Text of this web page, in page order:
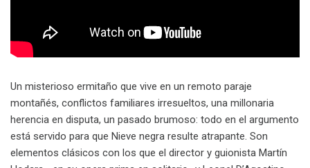
Un misterioso ermitaño que vive en un remoto paraje
montañés, conflictos familiares irresueltos, una millonaria
herencia en disputa, un pasado brumoso: todo en el argumento
está servido para que Nieve negra resulte atrapante. Son
elementos clásicos con los que el director y guionista Martín